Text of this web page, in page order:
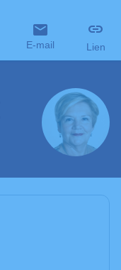
E-mail Lien